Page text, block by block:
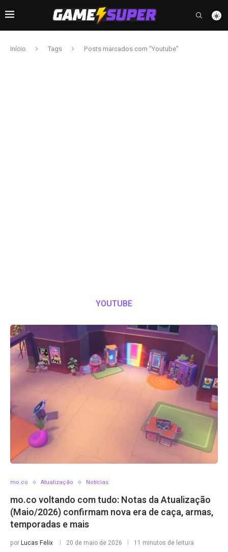
Início Tags Posts marcados com "Youtube"
YOUTUBE
mo.co Atualização Notícias
mo.co voltando com tudo: Notas da Atualização
(Maio/2026) confirmam nova era de caça, armas,
temporadas e mais
porLucas Felix 20 de maio de 2026 11 minutos de leitura